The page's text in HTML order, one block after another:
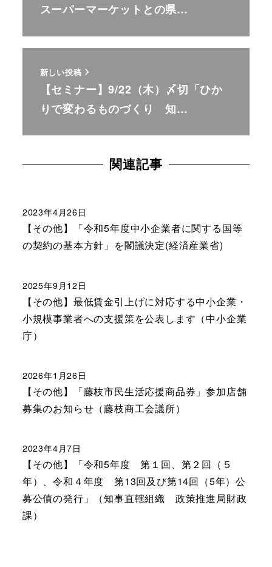
スーパーマーケットとの県…
新しい投稿
【セミナー】9/22（木）〆切「ひか
りで変わるものづくり 知…
関連記事
【その他】「令和5年度中小企業者に関する国等
の契約の基本方針」を閣議決定(経済産業省)
2023年4月26日
【その他】最低賃金引上げに対応する中小企業・
小規模事業者への支援策を公表します（中小企業
庁）
2025年9月12日
【その他】「藤枝市民生活応援商品券」参加店舗
募集のお知らせ（藤枝商工会議所）
2026年1月26日
【その他】「令和5年度 第１回、第２回（５
年）、令和４年度 第13回及び第14回（5年）公
募公債の発行」（知事直轄組織 政策推進局財政
課）
2023年4月7日